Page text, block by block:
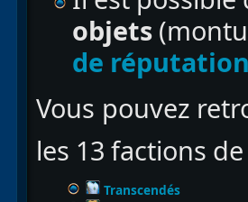
objets
de
Vous pouvez
les 13 factions
Transcendés